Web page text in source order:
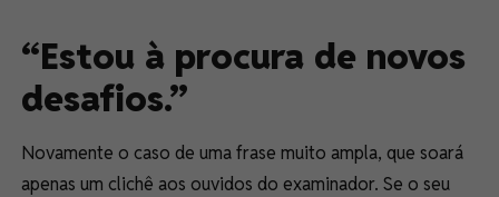
“Estou à procura de novos
desafios.”
Novamente o caso de uma frase muito ampla, que soará
apenas um clichê aos ouvidos do examinador. Se o seu